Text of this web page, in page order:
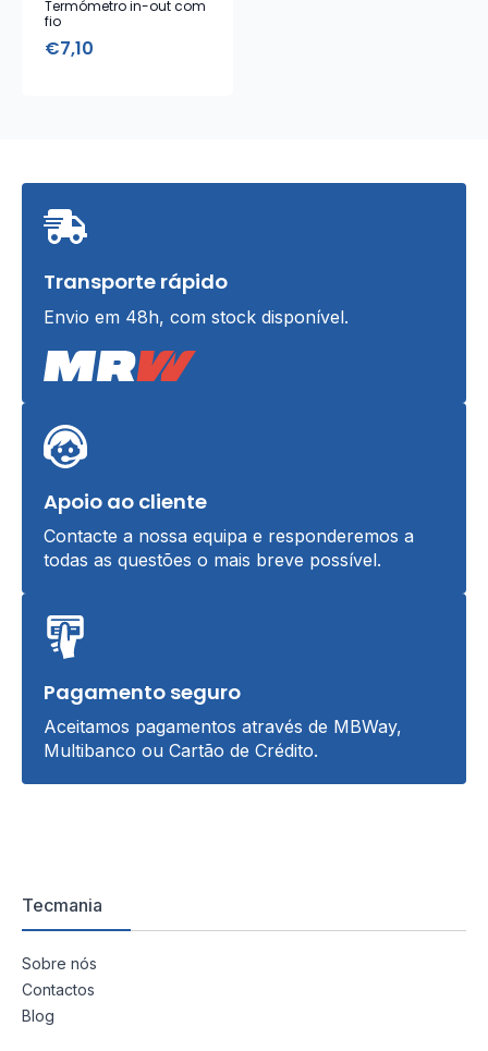
Termómetro in-out com
fio
€7,10
Transporte rápido
Envio em 48h, com stock disponível.
Apoio ao cliente
Contacte a nossa equipa e responderemos a
todas as questões o mais breve possível.
Pagamento seguro
Aceitamos pagamentos através de MBWay,
Multibanco ou Cartão de Crédito.
Tecmania
Sobre nós
Contactos
Blog